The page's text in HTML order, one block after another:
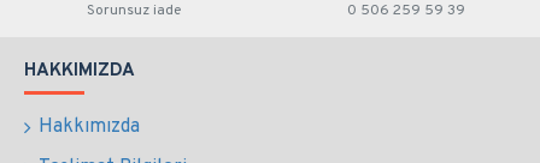
Sorunsuz iade 0 506 259 59 39
HAKKIMIZDA
Hakkımızda